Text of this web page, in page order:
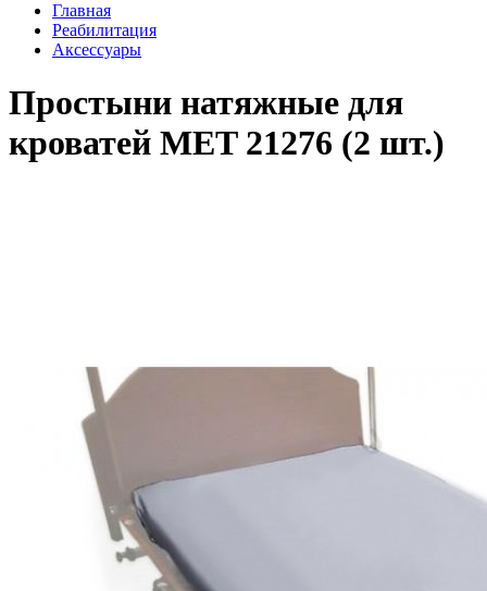
Главная
Реабилитация
Аксессуары
Простыни натяжные для
кроватей MET 21276 (2 шт.)